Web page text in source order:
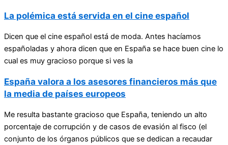
La polémica está servida en el cine español
Dicen que el cine español está de moda. Antes hacíamos
españoladas y ahora dicen que en España se hace buen cine lo
cual es muy gracioso porque si ves la
España valora a los asesores financieros más que
la media de países europeos
Me resulta bastante gracioso que España, teniendo un alto
porcentaje de corrupción y de casos de evasión al fisco (el
conjunto de los órganos públicos que se dedican a recaudar